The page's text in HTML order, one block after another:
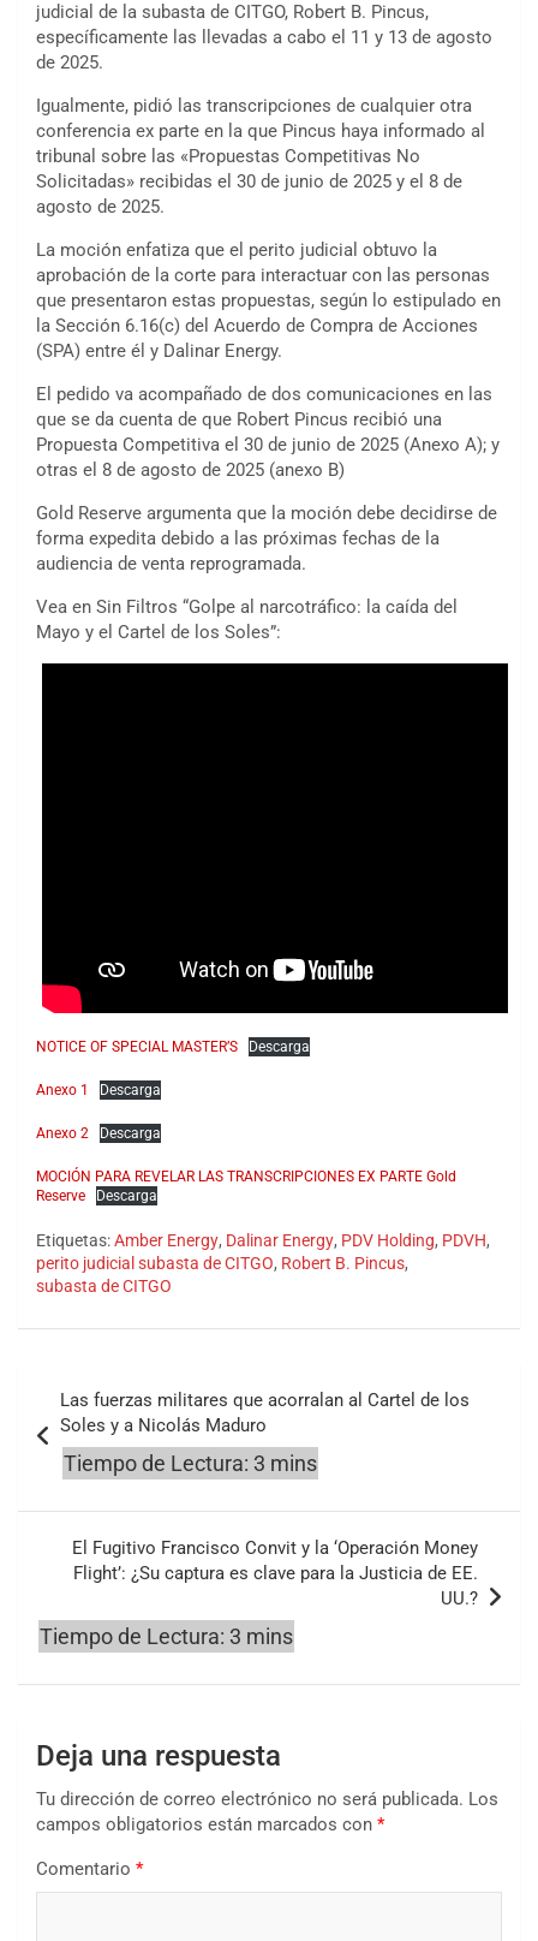
judicial de la subasta de CITGO, Robert B. Pincus,
específicamente las llevadas a cabo el 11 y 13 de agosto
de 2025.
Igualmente, pidió las transcripciones de cualquier otra
conferencia ex parte en la que Pincus haya informado al
tribunal sobre las «Propuestas Competitivas No
Solicitadas» recibidas el 30 de junio de 2025 y el 8 de
agosto de 2025.
La moción enfatiza que el perito judicial obtuvo la
aprobación de la corte para interactuar con las personas
que presentaron estas propuestas, según lo estipulado en
la Sección 6.16(c) del Acuerdo de Compra de Acciones
(SPA) entre él y Dalinar Energy.
El pedido va acompañado de dos comunicaciones en las
que se da cuenta de que Robert Pincus recibió una
Propuesta Competitiva el 30 de junio de 2025 (Anexo A); y
otras el 8 de agosto de 2025 (anexo B)
Gold Reserve argumenta que la moción debe decidirse de
forma expedita debido a las próximas fechas de la
audiencia de venta reprogramada.
Vea en Sin Filtros “Golpe al narcotráfico: la caída del
Mayo y el Cartel de los Soles”:
NOTICE OF SPECIAL MASTER’S Descarga
Anexo 1 Descarga
Anexo 2 Descarga
MOCIÓN PARA REVELAR LAS TRANSCRIPCIONES EX PARTE Gold
Reserve
Descarga
Etiquetas:Amber Energy, Dalinar Energy, PDV Holding, PDVH,
perito judicial subasta de CITGO, Robert B. Pincus,
subasta de CITGO
de
entradas
Las fuerzas militares que acorralan al Cartel de los
Soles y a Nicolás Maduro
El Fugitivo Francisco Convit y la ‘Operación Money
Flight’: ¿Su captura es clave para la Justicia de EE.
UU.?
Deja una respuesta
Tu dirección de correo electrónico no será publicada. Los
campos obligatorios están marcados con *
Comentario *